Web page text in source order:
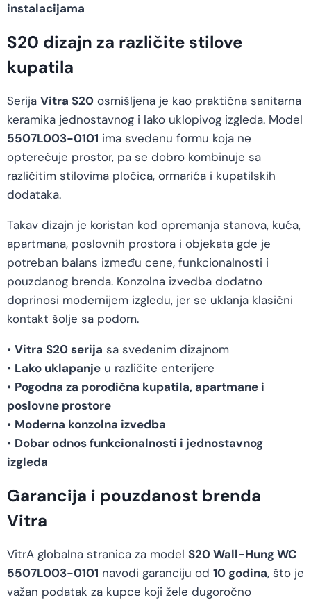
instalacijama
S20 dizajn za različite stilove
kupatila
Serija Vitra S20 osmišljena je kao praktična sanitarna
keramika jednostavnog i lako uklopivog izgleda. Model
5507L003-0101 ima svedenu formu koja ne
opterećuje prostor, pa se dobro kombinuje sa
različitim stilovima pločica, ormarića i kupatilskih
dodataka.
Takav dizajn je koristan kod opremanja stanova, kuća,
apartmana, poslovnih prostora i objekata gde je
potreban balans između cene, funkcionalnosti i
pouzdanog brenda. Konzolna izvedba dodatno
doprinosi modernijem izgledu, jer se uklanja klasični
kontakt šolje sa podom.
• Vitra S20 serija sa svedenim dizajnom
• Lako uklapanje u različite enterijere
• Pogodna za porodična kupatila, apartmane i
poslovne prostore
• Moderna konzolna izvedba
• Dobar odnos funkcionalnosti i jednostavnog
izgleda
Garancija i pouzdanost brenda
Vitra
VitrA globalna stranica za model S20 Wall-Hung WC
5507L003-0101 navodi garanciju od 10 godina, što je
važan podatak za kupce koji žele dugoročno